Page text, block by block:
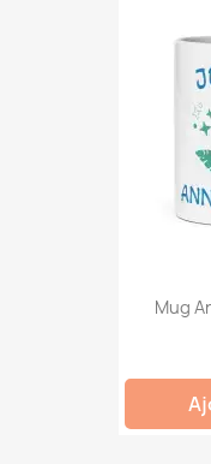
Mug